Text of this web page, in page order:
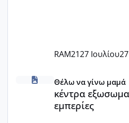
RAM2127 Ιουλίου
κέντρα εξωσωματικής και
Θέλω να γίνω μαμά
κέντρα
εμπερίες